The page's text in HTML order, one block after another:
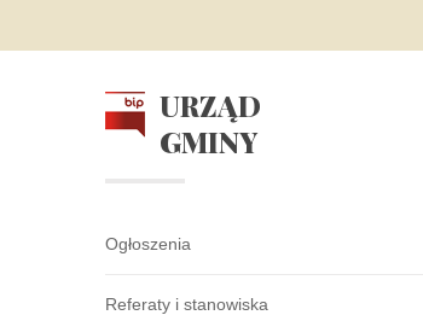
URZĄD
GMINY
Ogłoszenia
Referaty i stanowiska